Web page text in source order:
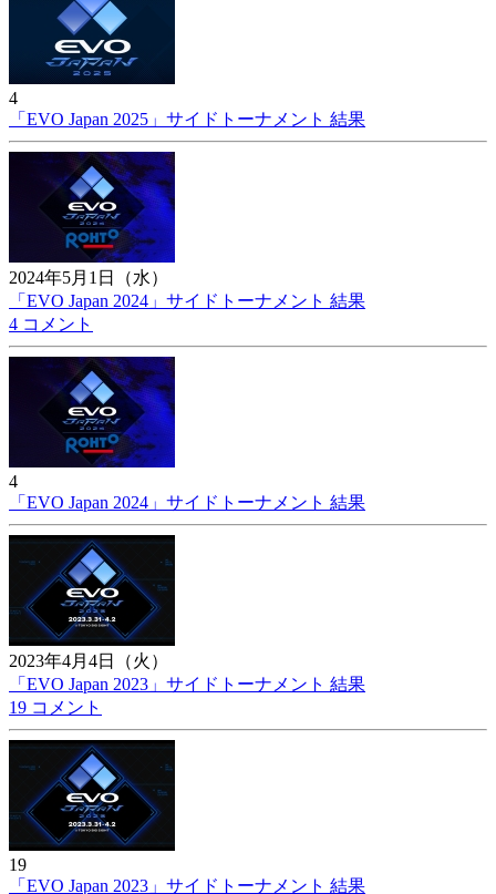
4
「EVO Japan 2025」サイドトーナメント 結果
2024年5月1日（水）
「EVO Japan 2024」サイドトーナメント 結果
4 コメント
4
「EVO Japan 2024」サイドトーナメント 結果
2023年4月4日（火）
「EVO Japan 2023」サイドトーナメント 結果
19 コメント
19
「EVO Japan 2023」サイドトーナメント 結果